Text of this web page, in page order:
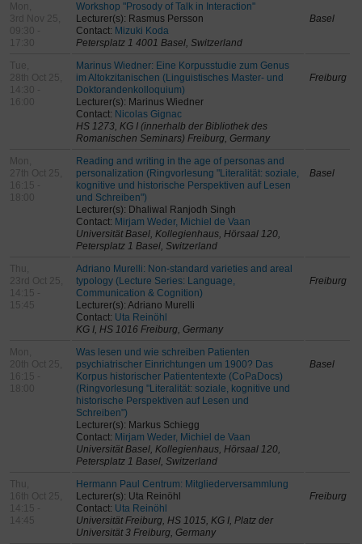
Mon,
3rd Nov 25,
09:30 -
17:30
Workshop "Prosody of Talk in Interaction"
Lecturer(s): Rasmus Persson
Contact: Mizuki Koda
Petersplatz 1 4001 Basel, Switzerland
Basel
Tue,
28th Oct 25,
14:30 -
16:00
Marinus Wiedner: Eine Korpusstudie zum Genus
im Altokzitanischen (Linguistisches Master- und
Doktorandenkolloquium)
Lecturer(s): Marinus Wiedner
Contact: Nicolas Gignac
HS 1273, KG I (innerhalb der Bibliothek des
Romanischen Seminars) Freiburg, Germany
Freiburg
Mon,
27th Oct 25,
16:15 -
Reading and writing in the age of personas and
personalization (Ringvorlesung "Literalität: soziale,
kognitive und historische Perspektiven auf Lesen
und Schreiben")
Lecturer(s): Dhaliwal Ranjodh Singh
Contact: Mirjam Weder, Michiel de Vaan
Universität Basel, Kollegienhaus, Hörsaal 120,
Petersplatz 1 Basel, Switzerland
Basel
Thu,
23rd Oct 25,
14:15 -
15:45
Adriano Murelli: Non-standard varieties and areal
typology (Lecture Series: Language,
Communication & Cognition)
Lecturer(s): Adriano Murelli
Contact: Uta Reinöhl
KG I, HS 1016 Freiburg, Germany
Freiburg
Mon,
20th Oct 25,
16:15 -
Was lesen und wie schreiben Patienten
psychiatrischer Einrichtungen um 1900? Das
Korpus historischer Patiententexte (CoPaDocs)
(Ringvorlesung "Literalität: soziale, kognitive und
historische Perspektiven auf Lesen und
Schreiben")
Lecturer(s): Markus Schiegg
Contact: Mirjam Weder, Michiel de Vaan
Universität Basel, Kollegienhaus, Hörsaal 120,
Petersplatz 1 Basel, Switzerland
Basel
Thu,
16th Oct 25,
14:15 -
14:45
Hermann Paul Centrum: Mitgliederversammlung
Lecturer(s): Uta Reinöhl
Contact: Uta Reinöhl
Universität Freiburg, HS 1015, KG I, Platz der
Universität 3 Freiburg, Germany
Freiburg